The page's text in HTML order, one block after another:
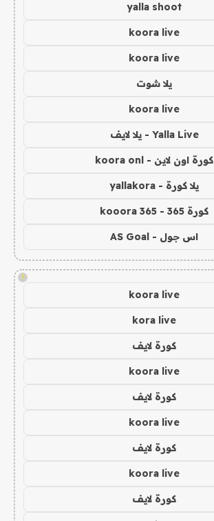
yalla shoot
koora live
koora live
يلا شوت
koora live
Yalla Live - يلا لايف
كورة اون لاين - koora onl
يلا كورة - yallakora
كورة 365 - kooora 365
اس جول - AS Goal
!
koora live
kora live
كورة لايف
koora live
كورة لايف
koora live
كورة لايف
koora live
كورة لايف